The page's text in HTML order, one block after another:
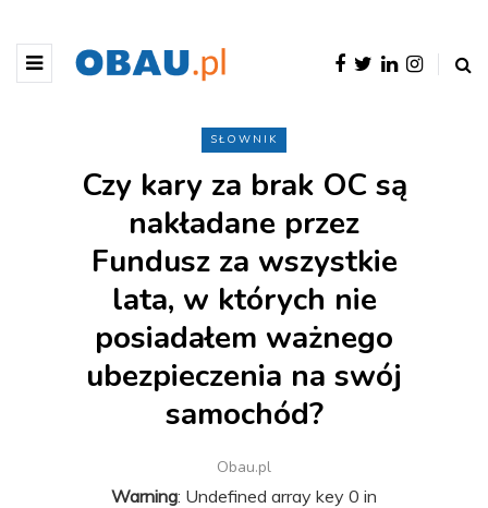
SŁOWNIK
Czy kary za brak OC są
nakładane przez
Fundusz za wszystkie
lata, w których nie
posiadałem ważnego
ubezpieczenia na swój
samochód?
Obau.pl
Warning: Undefined array key 0 in